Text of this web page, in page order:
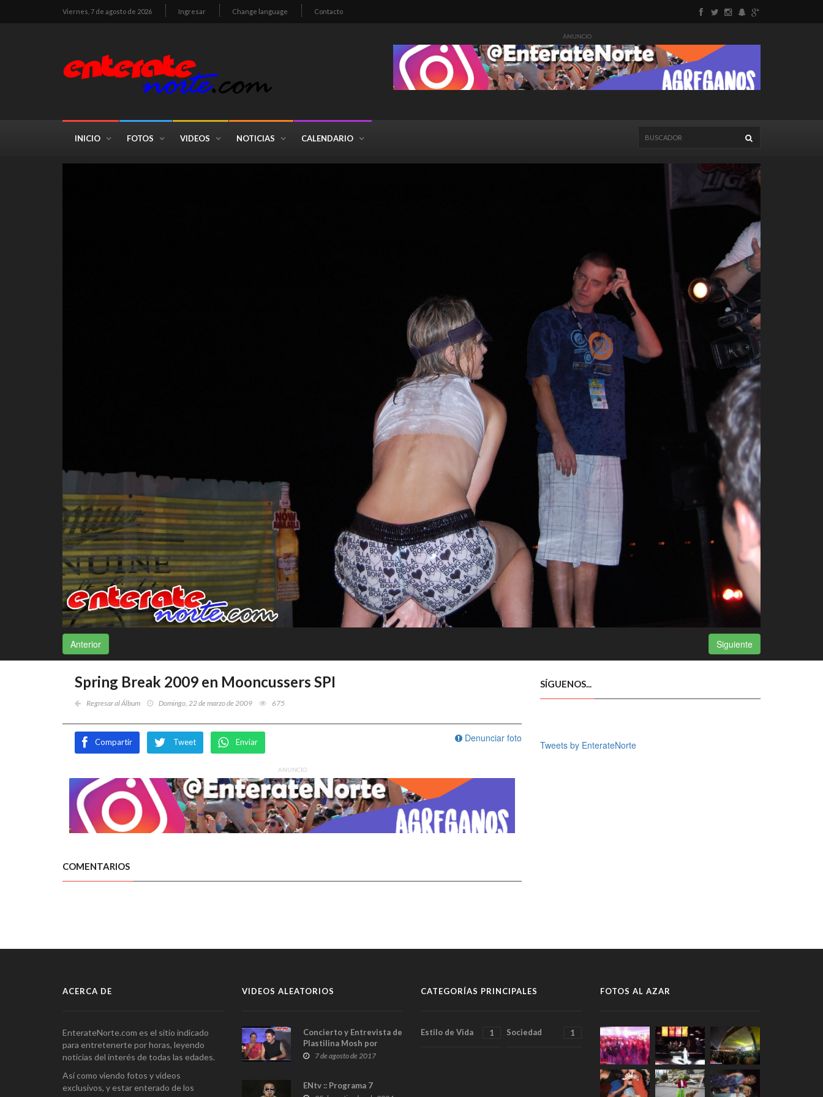
Viernes, 7 de agosto de 2026 Ingresar Change language Contacto
ANUNCIO
INICIO FOTOS VIDEOS NOTICIAS CALENDARIO
Anterior Siguiente
Spring Break 2009 en Mooncussers SPI
Regresar al Álbum Domingo, 22 de marzo de 2009 675
Denunciar foto
Compartir Tweet Enviar
ANUNCIO
COMENTARIOS
SÍGUENOS...
Tweets by EnterateNorte
ACERCA DE
EnterateNorte.com es el sitio indicado
para entretenerte por horas, leyendo
noticias del interés de todas las edades.
Así como viendo fotos y videos
exclusivos, y estar enterado de los
VIDEOS ALEATORIOS
Concierto y Entrevista de
Plastilina Mosh por
EnterateNorte
7 de agosto de 2017
ENtv :: Programa 7
CATEGORÍAS PRINCIPALES
Estilo de Vida 1 Sociedad 1
FOTOS AL AZAR